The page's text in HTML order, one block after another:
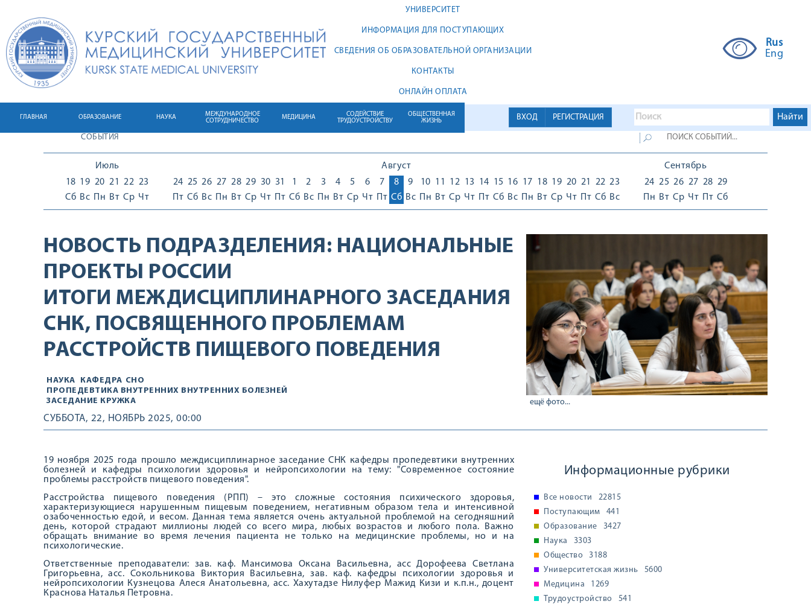
УНИВЕРСИТЕТ
ИНФОРМАЦИЯ ДЛЯ ПОСТУПАЮЩИХ
СВЕДЕНИЯ ОБ ОБРАЗОВАТЕЛЬНОЙ ОРГАНИЗАЦИИ
КОНТАКТЫ
ОНЛАЙН ОПЛАТА
Rus
Eng
ВХОД РЕГИСТРАЦИЯ
ГЛАВНАЯ ОБРАЗОВАНИЕ НАУКА
МЕЖДУНАРОДНОЕ
СОТРУДНИЧЕСТВО
МЕДИЦИНА
СОДЕЙСТВИЕ
ТРУДОУСТРОЙСТВУ
ОБЩЕСТВЕННАЯ
ЖИЗНЬ
СОБЫТИЯ
Июль
18
Сб
19
Вс
20
Пн
21
Вт
22
Ср
23
Чт
Август
24
Пт
25
Сб
26
Вс
27
Пн
28
Вт
29
Ср
30
Чт
31
Пт
1
Сб
2
Вс
3
Пн
4
Вт
5
Ср
6
Чт
7
Пт
8
Сб
9
Вс
10
Пн
11
Вт
12
Ср
13
Чт
14
Пт
15
Сб
16
Вс
17
Пн
18
Вт
19
Ср
20
Чт
21
Пт
22
Сб
23
Вс
Сентябрь
24
Пн
25
Вт
26
Ср
27
Чт
28
Пт
29
Сб
НОВОСТЬ ПОДРАЗДЕЛЕНИЯ: НАЦИОНАЛЬНЫЕ
ПРОЕКТЫ РОССИИ
ИТОГИ МЕЖДИСЦИПЛИНАРНОГО ЗАСЕДАНИЯ
СНК, ПОСВЯЩЕННОГО ПРОБЛЕМАМ
РАССТРОЙСТВ ПИЩЕВОГО ПОВЕДЕНИЯ
НАУКА КАФЕДРА СНО
ПРОПЕДЕВТИКА ВНУТРЕННИХ ВНУТРЕННИХ БОЛЕЗНЕЙ
ЗАСЕДАНИЕ КРУЖКА
ещё фото...
СУББОТА, 22, НОЯБРЬ 2025, 00:00
19 ноября 2025 года прошло междисциплинарное заседание СНК кафедры пропедевтики внутренних
болезней и кафедры психологии здоровья и нейропсихологии на тему: "Современное состояние
проблемы расстройств пищевого поведения".
Расстройства пищевого поведения (РПП) – это сложные состояния психического здоровья,
характеризующиеся нарушенным пищевым поведением, негативным образом тела и интенсивной
озабоченностью едой, и весом. Данная тема является очень актуальной проблемой на сегодняшний
день, которой страдают миллионы людей со всего мира, любых возрастов и любого пола. Важно
обращать внимание во время лечения пациента не только на медицинские проблемы, но и на
психологические.
Ответственные преподаватели: зав. каф. Мансимова Оксана Васильевна, асс Дорофеева Светлана
Григорьевна, асс. Сокольникова Виктория Васильевна, зав. каф. кафедры психологии здоровья и
нейропсихологии Кузнецова Алеся Анатольевна, асс. Хахутадзе Нилуфер Мажид Кизи и к.п.н., доцент
Краснова Наталья Петровна.
Информационные рубрики
Все новости
22815
Поступающим
441
Образование
3427
Наука
3303
Общество
3188
Университетская жизнь
5600
Медицина
1269
Трудоустройство
541